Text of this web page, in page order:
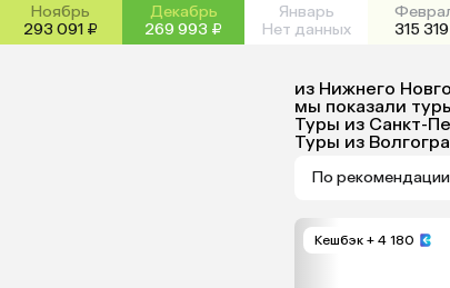
Ноябрь
293 091 ₽
Декабрь
269 993 ₽
Январь
Нет данных
315
из Нижнего
мы показали
Туры из Санкт-
Туры из
По рекомендации
Кешбэк + 4 180